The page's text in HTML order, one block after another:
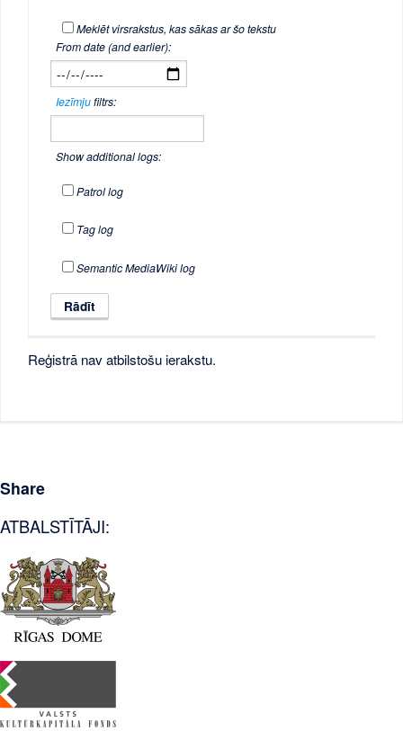
Meklēt virsrakstus, kas sākas ar šo tekstu
From date (and earlier):
Iezīmjufiltrs:
Show additional logs:
Patrol log
Tag log
Semantic MediaWiki log
Reģistrā nav atbilstošu ierakstu.
Share
ATBALSTĪTĀJI: